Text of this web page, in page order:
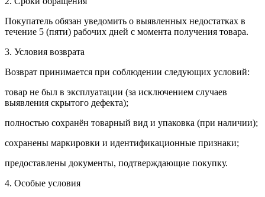
Покупатель обязан уведомить о выявленных недостатках в
течение 5 (пяти) рабочих дней с момента получения товара.
3. Условия возврата
Возврат принимается при соблюдении следующих условий:
товар не был в эксплуатации (за исключением случаев
выявления скрытого дефекта);
полностью сохранён товарный вид и упаковка (при наличии);
сохранены маркировки и идентификационные признаки;
предоставлены документы, подтверждающие покупку.
4. Особые условия